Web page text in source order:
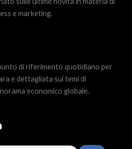
e marketing.
di riferimento quotidiano per
e dettagliata sui temi di
economico globale.